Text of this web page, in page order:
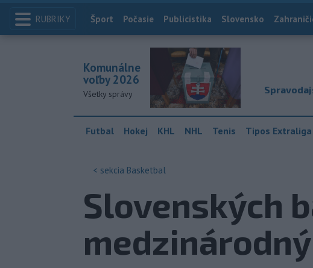
RUBRIKY Index
Šport Počasie Publicistika Slovensko
Komunálne
voľby 2026
Všetky správy
Futbal Hokej KHL NHL Tenis Tipos Extraliga
< sekcia Basketbal
Slovenských